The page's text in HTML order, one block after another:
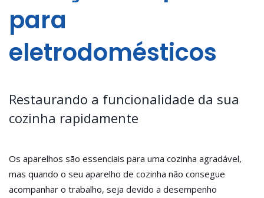
para
eletrodomésticos
Restaurando a funcionalidade da sua
cozinha rapidamente
Os aparelhos são essenciais para uma cozinha agradável,
mas quando o seu aparelho de cozinha não consegue
acompanhar o trabalho, seja devido a desempenho